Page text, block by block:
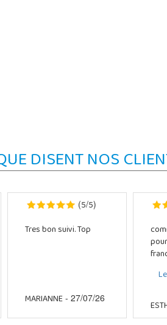
DISENT NOS
(5/5)
Tres bon suivi. Top
MARIANNE- 27/07/26